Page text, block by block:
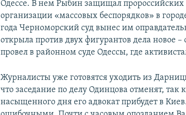
Одессе. В нем Рыбин защищал пророссийских
организации «массовых беспорядков» в
года Черноморский суд вынес им
открыла против двух фигурантов дела новое
провел в районном суде Одессы, где
Журналисты уже готовятся уходить из
что заседание по делу Одинцова отменят, так
насыщенного дня его адвокат прибудет в